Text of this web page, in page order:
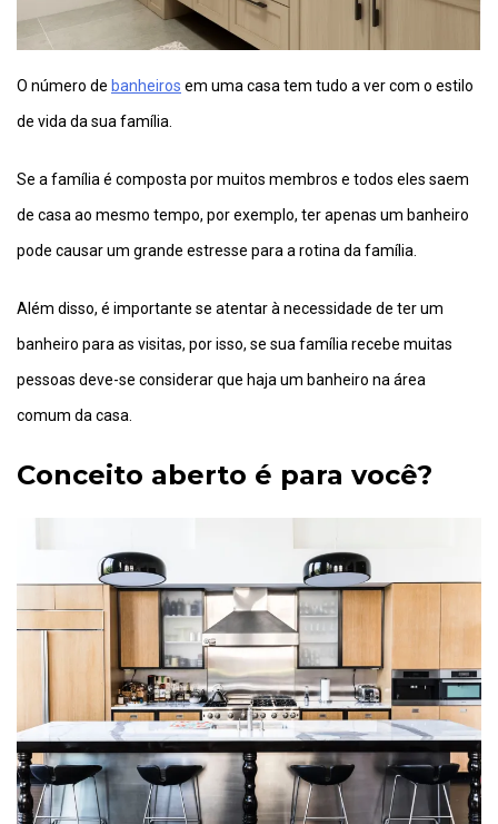
O número de banheiros em uma casa tem tudo a ver com o estilo
de vida da sua família.
Se a família é composta por muitos membros e todos eles saem
de casa ao mesmo tempo, por exemplo, ter apenas um banheiro
pode causar um grande estresse para a rotina da família.
Além disso, é importante se atentar à necessidade de ter um
banheiro para as visitas, por isso, se sua família recebe muitas
pessoas deve-se considerar que haja um banheiro na área
comum da casa.
Conceito aberto é para você?